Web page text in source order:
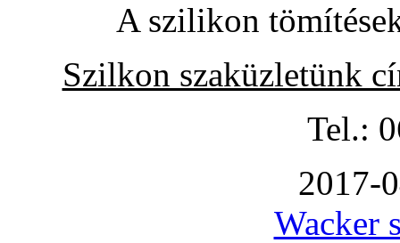
A szilikon
Szilkon szaküzletünk
Tel.:
2017-
Wacker